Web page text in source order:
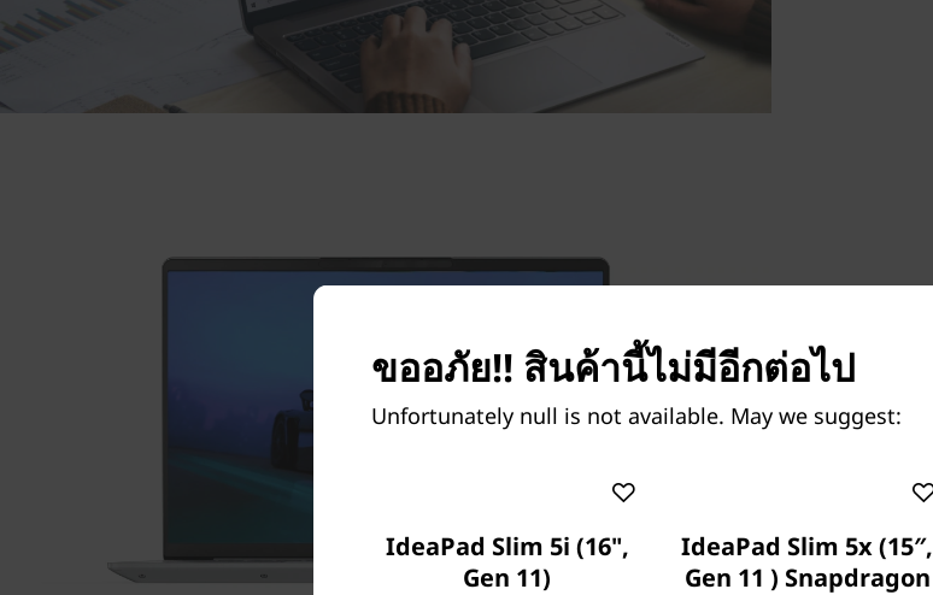
The
intensive
processor,
GeForce®
ขออภัย!! สินค้านี้ไม่มีอีกต่อไป
Unfortunately null is not available. May we suggest:
IdeaPad Slim 5i (16",
Gen 11)
IdeaPad Slim 5x (15″,
Gen 11 ) Snapdragon